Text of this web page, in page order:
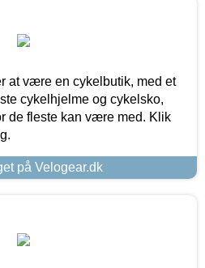
at være en cykelbutik, med et
cykelhjelme og cykelsko,
de fleste kan være med. Klik
på Velogear.dk